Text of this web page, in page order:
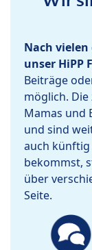
Nach
unser HiPP
Beiträge
möglich.
Mamas und
und sind
auch
bekommst,
über
Seite.